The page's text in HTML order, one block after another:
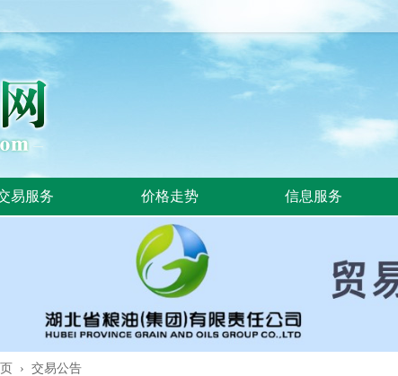
易服务 价格走势 信息服务
› 交易公告